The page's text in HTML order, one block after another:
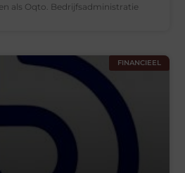
als Oqto. Bedrijfsadministratie
FINANCIEEL